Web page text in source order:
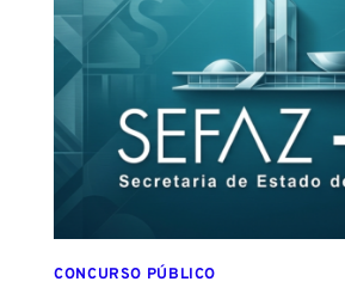
SALVADOR):
CONFIRMADO
SETEMBRO!
CONCURSO PÚBLICO